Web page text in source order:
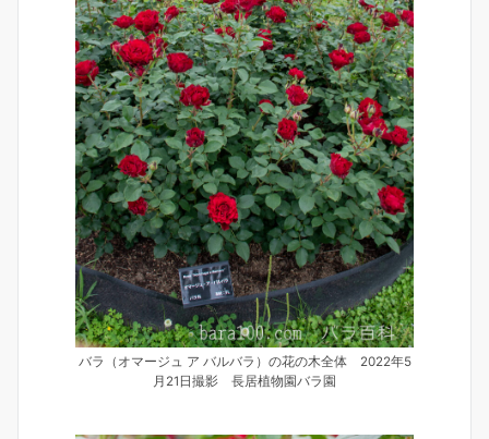
バラ（オマージュ ア バルバラ）の花の木全体 2022年5
月21日撮影 長居植物園バラ園